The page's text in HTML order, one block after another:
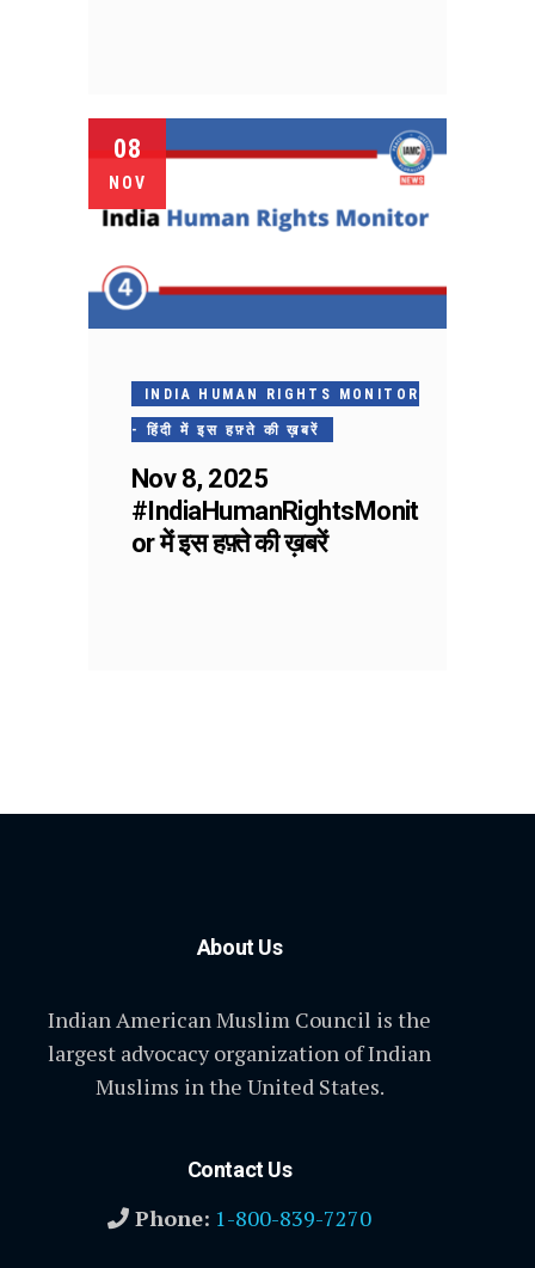
08
NOV
INDIA HUMAN RIGHTS MONITOR
- हिंदी में इस हफ़्ते की ख़बरें
Nov 8, 2025
#IndiaHumanRightsMonit
or में इस हफ़्ते की ख़बरें
About Us
Indian American Muslim Council is the
largest advocacy organization of Indian
Muslims in the United States.
Contact Us
Phone: 1-800-839-7270